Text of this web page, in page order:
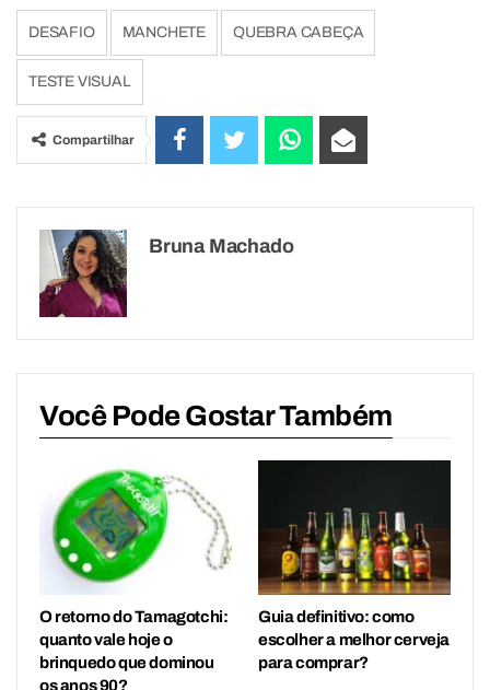
DESAFIO MANCHETE QUEBRA CABEÇA
TESTE VISUAL
Compartilhar
Bruna Machado
Você Pode Gostar Também
O retorno do Tamagotchi:
quanto vale hoje o
brinquedo que dominou
os anos 90?
Guia definitivo: como
escolher a melhor cerveja
para comprar?